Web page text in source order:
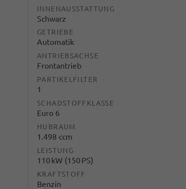
INNENAUSSTATTUNG
Schwarz
GETRIEBE
Automatik
ANTRIEBSACHSE
Frontantrieb
PARTIKELFILTER
1
SCHADSTOFFKLASSE
Euro 6
HUBRAUM
1.498 ccm
LEISTUNG
110 kW (150 PS)
KRAFTSTOFF
Benzin